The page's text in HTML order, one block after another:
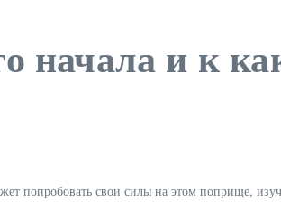
начала и к
попробовать свои силы на этом поприще,